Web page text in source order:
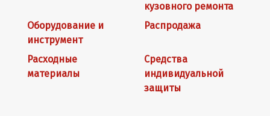
кузовного ремонта
Оборудование и
инструмент
Распродажа
Расходные
материалы
Средства
индивидуальной
защиты